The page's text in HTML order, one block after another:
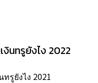
งินทรูยังไง 2022
รูยังไง 2021